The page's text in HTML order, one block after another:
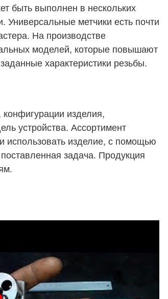
быть выполнен в нескольких
Универсальные метчики есть почти
На производстве
моделей, которые повышают
характеристики резьбы.
изделия,
устройства. Ассортимент
использовать изделие, с помощью
задача. Продукция